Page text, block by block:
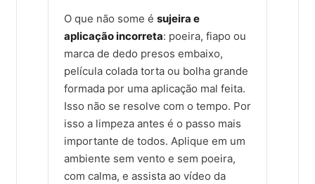
O que não some é sujeira e
aplicação incorreta: poeira, fiapo ou
marca de dedo presos embaixo,
película colada torta ou bolha grande
formada por uma aplicação mal feita.
Isso não se resolve com o tempo. Por
isso a limpeza antes é o passo mais
importante de todos. Aplique em um
ambiente sem vento e sem poeira,
com calma, e assista ao vídeo da